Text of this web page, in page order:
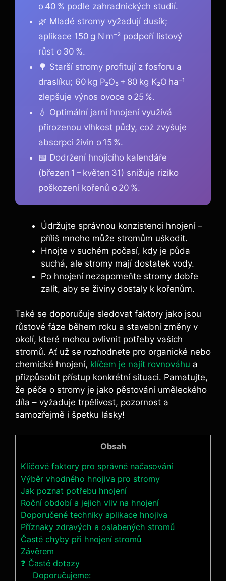
o 40 % podle zahradnických studií.
🌿 Mladé stromy vyžadují dusík;
aplikace 150 g N m⁻² podpoří listový
růst o 30 %.
🌳 Starší stromy profitují z fosforu a
draslíku; 60 kg P₂O₅ + 80 kg K₂O ha⁻¹
zlepšuje výnos ovoce o 25 %.
💧 Optimální jarní hnojení využívá
přirozenou vlhkost půdy, což zvyšuje
absorpci živin o 15 %.
📅 Dodržení hnojícího kalendáře
(březen 1 – květen 31) snižuje riziko
poškození kořenů o 20 %.
Údržujte správnou konzistenci hnojení –
příliš mnoho může stromům uškodit.
Hnojte v suchém počasí, kdy je‌ půda ​
suchá, ale stromy mají dostatek vody.
Po hnojení nezapomeňte stromy dobře
zalít,​ aby se ​živiny dostaly k kořenům.
Také se doporučuje sledovat faktory⁢ jako jsou
růstové fáze během roku a stavební změny ⁢v
okolí, které mohou ovlivnit potřeby​ vašich
stromů. Ať už ​se rozhodnete pro organické nebo
chemické hnojení, klíčem je najít rovnováhu a
přizpůsobit přístup konkrétní situaci. Pamatujte,
že péče o stromy​ je jako⁣ pěstování uměleckého⁤
díla – vyžaduje trpělivost, pozornost ⁢a
samozřejmě i špetku lásky!
Obsah
Klíčové faktory pro správné načasování
Výběr vhodného hnojiva pro ‌stromy
Jak poznat potřebu hnojení
Roční období‌ a jejich vliv na hnojení
Doporučené techniky aplikace ​hnojiva
Příznaky zdravých a oslabených stromů
Časté chyby při hnojení ⁤stromů
Závěrem
❓ Časté dotazy
Doporučujeme: